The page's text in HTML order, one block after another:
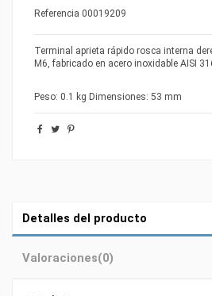
Referencia 00019209
Terminal aprieta rápido rosca interna
M6, fabricado en acero inoxidable AISI
Peso: 0.1 kg Dimensiones: 53 mm
Detalles del producto
Valoraciones(0)